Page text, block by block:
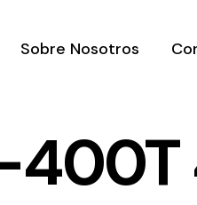
Sobre Nosotros